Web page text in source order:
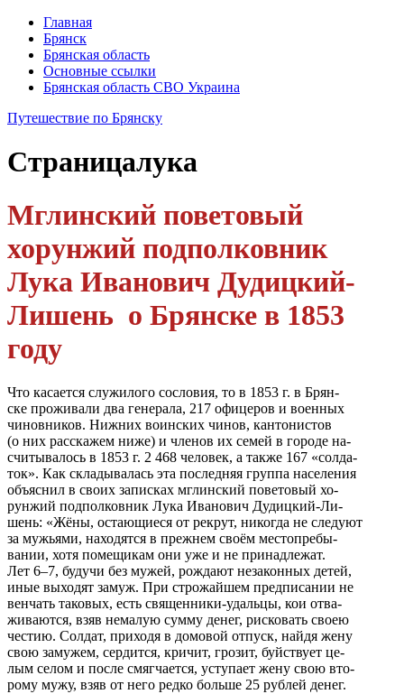
Главная
Брянск
Брянская область
Основные ссылки
Брянская область СВО Украина
Путешествие по Брянску
Страницалука
Мглинский поветовый
хорунжий подполковник
Лука Иванович Дудицкий-
Лишень о Брянске в 1853
году
Что касается служилого сословия, то в 1853 г. в Брян-
ске проживали два генерала, 217 офицеров и военных
чиновников. Нижних воинских чинов, кантонистов
(о них расскажем ниже) и членов их семей в городе на-
считывалось в 1853 г. 2 468 человек, а также 167 «солда-
ток». Как складывалась эта последняя группа населения
объяснил в своих записках мглинский поветовый хо-
рунжий подполковник Лука Иванович Дудицкий-Ли-
шень: «Жёны, остающиеся от рекрут, никогда не следуют
за мужьями, находятся в прежнем своём местопребы-
вании, хотя помещикам они уже и не принадлежат.
Лет 6–7, будучи без мужей, рождают незаконных детей,
иные выходят замуж. При строжайшем предписании не
венчать таковых, есть священники-удальцы, кои отва-
живаются, взяв немалую сумму денег, рисковать своею
честию. Солдат, приходя в домовой отпуск, найдя жену
свою замужем, сердится, кричит, грозит, буйствует це-
лым селом и после смягчается, уступает жену свою вто-
рому мужу, взяв от него редко больше 25 рублей денег.